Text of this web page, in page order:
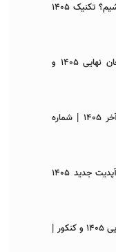
چگونه مطالعه موثر داشته باشیم؟ تکنیک 1405
میزان خواب در مطالعه امتحان نهایی 1405 و
تماس تلفنی با اساتید حرف آخر 1405 | شماره
حرف آخر انسانی | پکیج‌های آپدیت جدید 1405
مدیریت اضطراب امتحانات نهایی 1405 و کنکور |